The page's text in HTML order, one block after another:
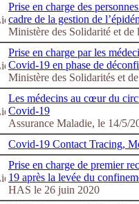
Prise en charge des
cadre de la gestion de
Ministère des Solidarité et de
Prise en charge par les
Covid-19 en phase de
Ministère des Solidarités et
Les médecins au cœur du
Covid-19
Assurance Maladie, le 14/5/
Covid-19 Contact Tracing,
Prise en charge de premier
19 après la levée du
HAS le 26 juin 2020